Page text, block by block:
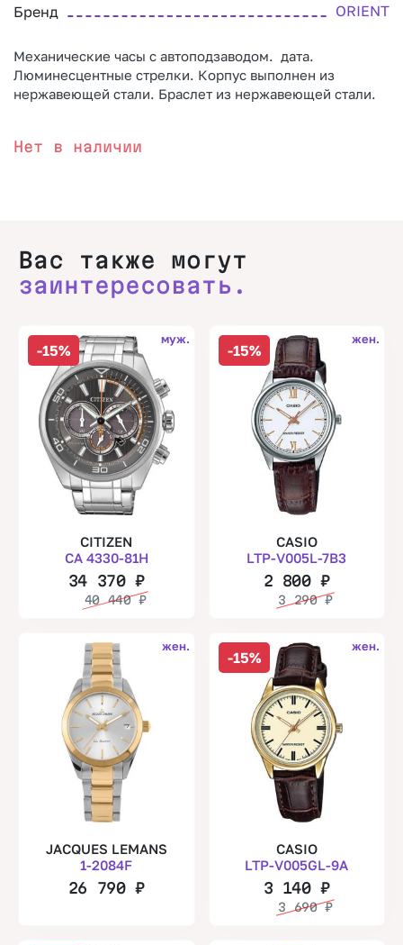
Бренд
ORIENT
Механические часы с автоподзаводом. дата.
Люминесцентные стрелки. Корпус выполнен из
нержавеющей стали. Браслет из нержавеющей стали.
Нет в наличии
Вас также могут
заинтересовать.
-15%
муж.
CITIZEN
CA 4330-81H
34 370₽
40 440₽
-15%
жен.
CASIO
LTP-V005L-7B3
2 800₽
3 290₽
жен.
JACQUES LEMANS
1-2084F
26 790₽
-15%
жен.
CASIO
LTP-V005GL-9A
3 140₽
3 690₽